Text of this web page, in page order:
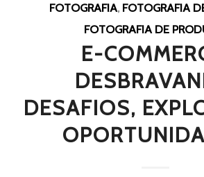
FOTOGRAFIA, FOTOGRAFIA
FOTOGRAFIA DE
E-
DESAFIOS,